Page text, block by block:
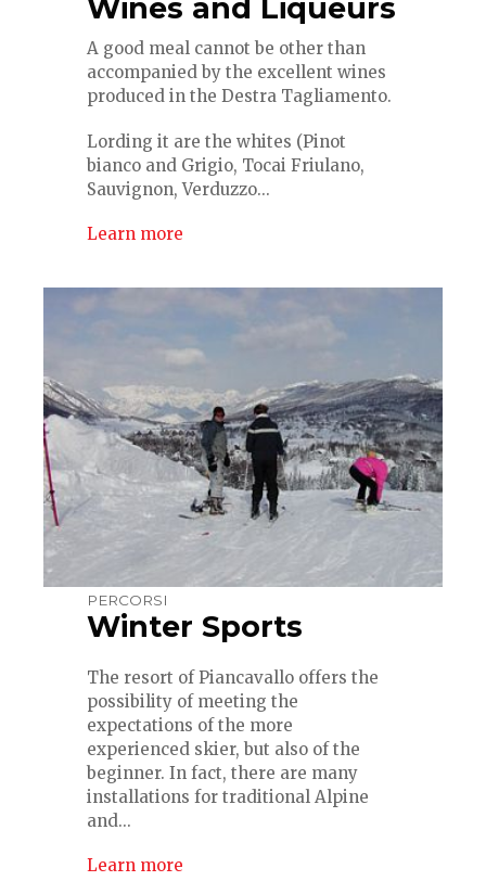
Wines and Liqueurs
A good meal cannot be other than
accompanied by the excellent wines
produced in the Destra Tagliamento.
Lording it are the whites (Pinot
bianco and Grigio, Tocai Friulano,
Sauvignon, Verduzzo...
Learn more
PERCORSI
Winter Sports
The resort of Piancavallo offers the
possibility of meeting the
expectations of the more
experienced skier, but also of the
beginner. In fact, there are many
installations for traditional Alpine
and...
Learn more